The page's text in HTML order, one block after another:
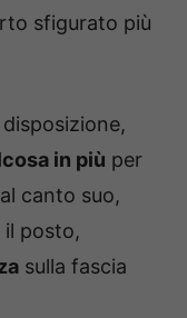
sfigurato più
in più per
canto suo,
posto,
sulla fascia